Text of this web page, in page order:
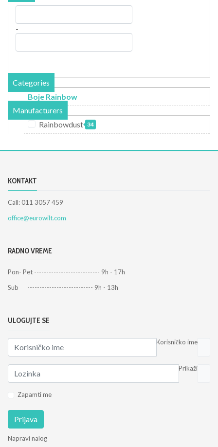
-
Categories
Boje Rainbow
Manufacturers
Rainbowdust 34
KONTAKT
Call: 011 3057 459
office@eurowilt.com
RADNO VREME
Pon- Pet --------------------------- 9h - 17h
Sub --------------------------- 9h - 13h
ULOGUJTE SE
Korisničko ime
Prikaži
Zapamti me
Prijava
Napravi nalog